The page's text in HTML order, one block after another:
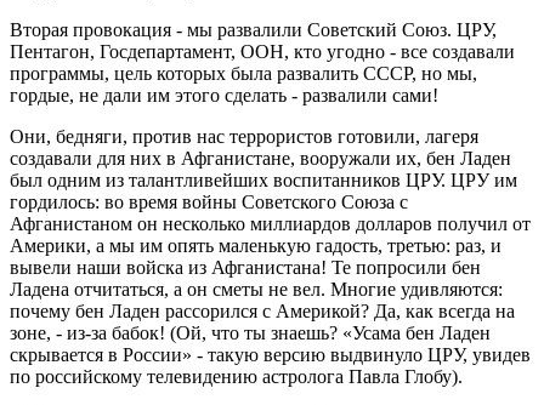
Вторая провокация - мы развалили Советский Союз. ЦРУ,
Пентагон, Госдепартамент, ООН, кто угодно - все создавали
программы, цель которых была развалить СССР, но мы,
гордые, не дали им этого сделать - развалили сами!
Они, бедняги, против нас террористов готовили, лагеря
создавали для них в Афганистане, вооружали их, бен Ладен
был одним из талантливейших воспитанников ЦРУ. ЦРУ им
гордилось: во время войны Советского Союза с
Афганистаном он несколько миллиардов долларов получил от
Америки, а мы им опять маленькую гадость, третью: раз, и
вывели наши войска из Афганистана! Те попросили бен
Ладена отчитаться, а он сметы не вел. Многие удивляются:
почему бен Ладен рассорился с Америкой? Да, как всегда на
зоне, - из-за бабок! (Ой, что ты знаешь? «Усама бен Ладен
скрывается в России» - такую версию выдвинуло ЦРУ, увидев
по российскому телевидению астролога Павла Глобу).